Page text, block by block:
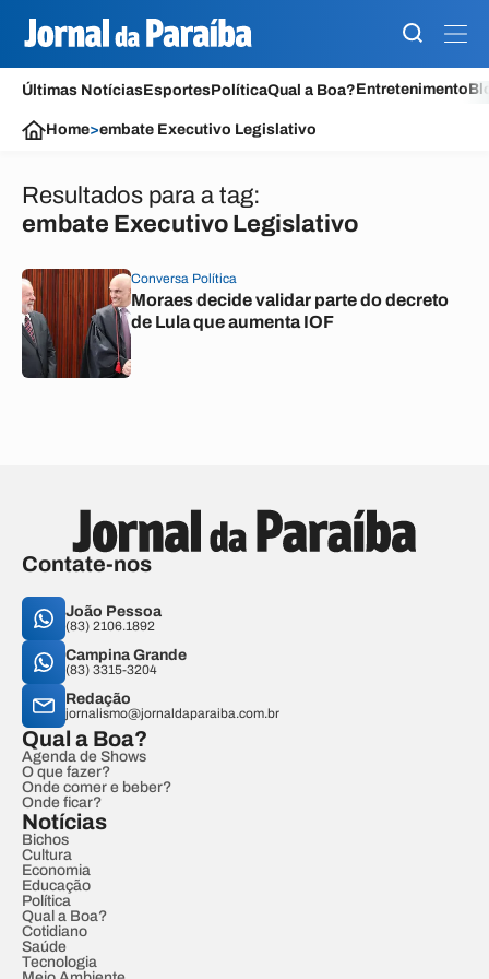
Últimas NotíciasEsportesPolíticaQual a Boa?Entretenimento
Home>embate Executivo Legislativo
Resultados para a tag:
embate Executivo Legislativo
Conversa Política
Moraes decide validar parte do decreto
de Lula que aumenta IOF
Contate-nos
João Pessoa
(83) 2106.1892
Campina Grande
(83) 3315-3204
Redação
jornalismo@jornaldaparaiba.com.br
Qual a Boa?
Agenda de Shows
O que fazer?
Onde comer e beber?
Onde ficar?
Notícias
Bichos
Cultura
Economia
Educação
Política
Qual a Boa?
Cotidiano
Saúde
Tecnologia